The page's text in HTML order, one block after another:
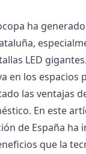
ha
LED
en los espacios
las ventajas
En este
de España ha
que la